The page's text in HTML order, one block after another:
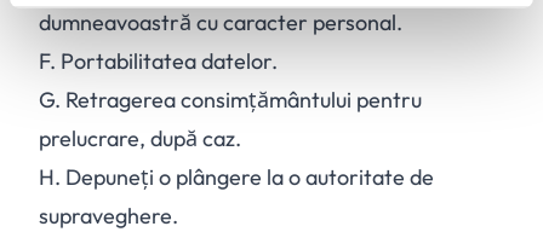
dumneavoastră cu caracter personal.
F. Portabilitatea datelor.
G. Retragerea consimțământului pentru
prelucrare, după caz.
H. Depuneți o plângere la o autoritate de
supraveghere.